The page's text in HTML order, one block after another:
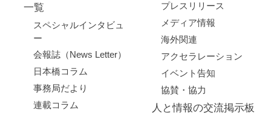
一覧
スペシャルインタビュ
ー
会報誌（News Letter）
日本橋コラム
事務局だより
連載コラム
プレスリリース
メディア情報
海外関連
アクセラレーション
イベント告知
協賛・協力
人と情報の交流掲示板